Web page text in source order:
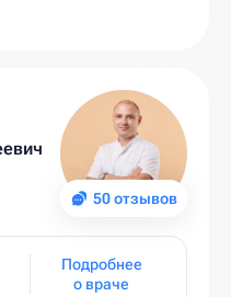
50 отзывов
Подробнее
о враче